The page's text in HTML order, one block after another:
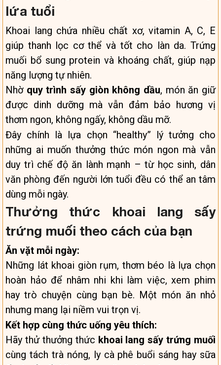
lứa tuổi
Khoai lang chứa nhiều chất xơ, vitamin A, C, E
giúp thanh lọc cơ thể và tốt cho làn da. Trứng
muối bổ sung protein và khoáng chất, giúp nạp
năng lượng tự nhiên.
Nhờ quy trình sấy giòn không dầu, món ăn giữ
được dinh dưỡng mà vẫn đảm bảo hương vị
thơm ngon, không ngấy, không dầu mỡ.
Đây chính là lựa chọn “healthy” lý tưởng cho
những ai muốn thưởng thức món ngon mà vẫn
duy trì chế độ ăn lành mạnh – từ học sinh, dân
văn phòng đến người lớn tuổi đều có thể an tâm
dùng mỗi ngày.
Thưởng thức khoai lang sấy
trứng muối theo cách của bạn
Ăn vặt mỗi ngày:
Những lát khoai giòn rụm, thơm béo là lựa chọn
hoàn hảo để nhâm nhi khi làm việc, xem phim
hay trò chuyện cùng bạn bè. Một món ăn nhỏ
nhưng mang lại niềm vui trọn vị.
Kết hợp cùng thức uống yêu thích:
Hãy thử thưởng thức khoai lang sấy trứng muối
cùng tách trà nóng, ly cà phê buổi sáng hay sữa